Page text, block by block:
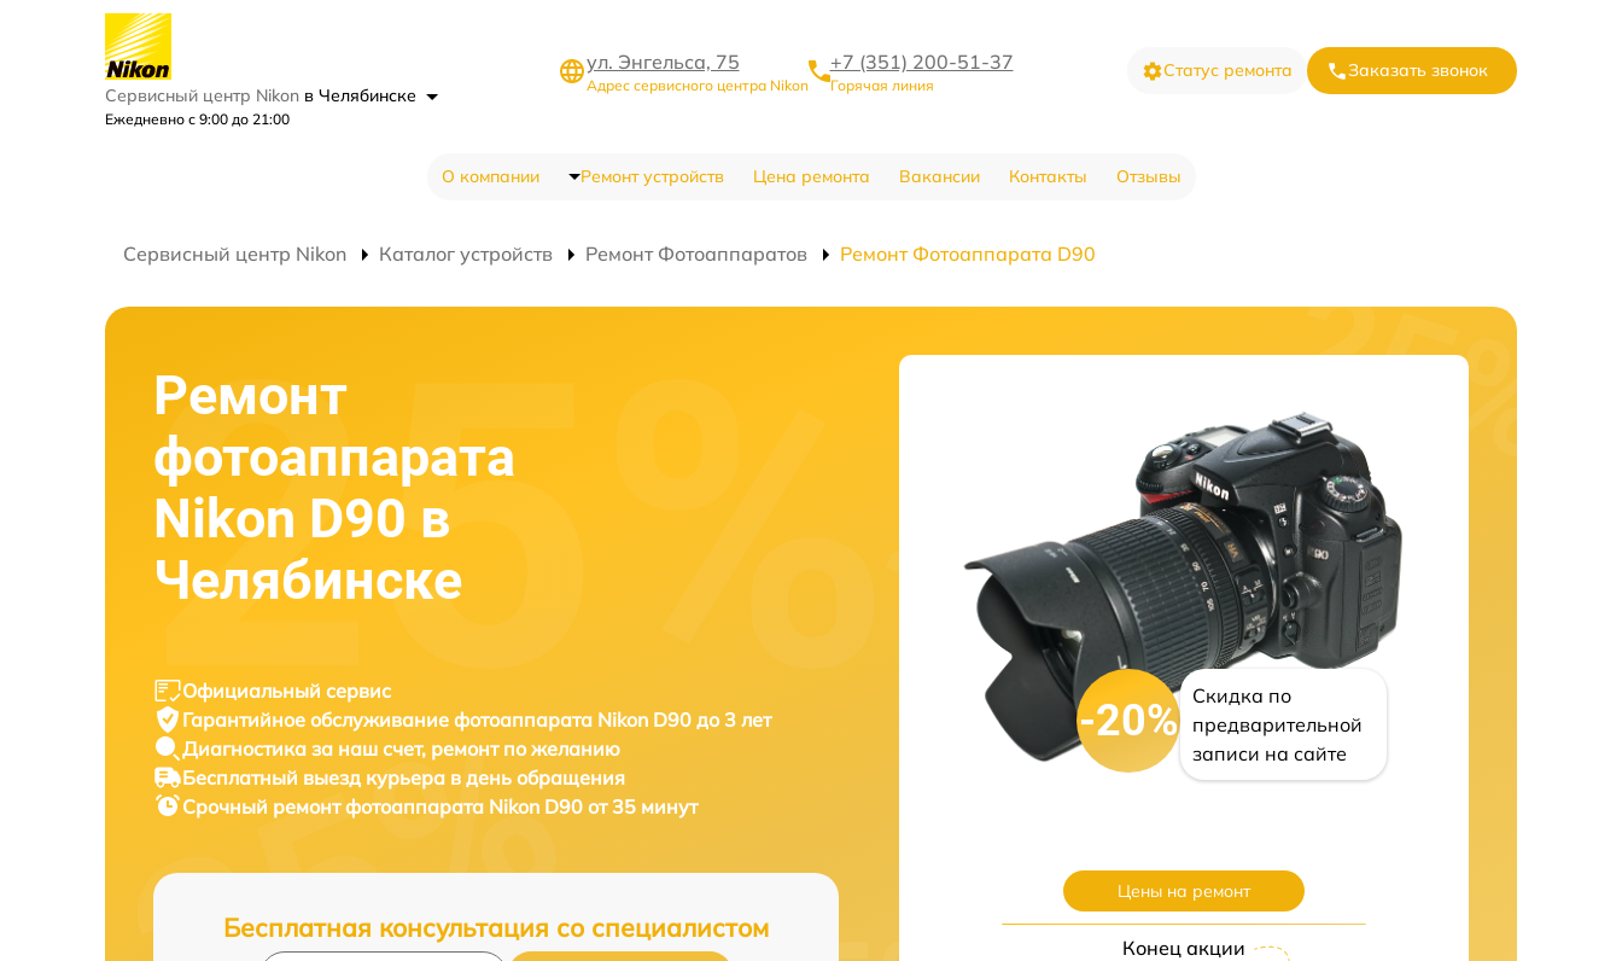
Сервисный центр Nikon в Челябинске
Ежедневно с 9:00 до 21:00
ул. Энгельса, 75
Адрес сервисного центра Nikon
+7 (351) 200-51-37
Горячая линия
Статус ремонта Заказать звонок
О компании Ремонт устройств Цена ремонта Вакансии Контакты Отзывы
Сервисный центр Nikon Каталог устройств Ремонт Фотоаппаратов Ремонт Фотоаппарата D90
Ремонт
фотоаппарата
Nikon D90 в
Челябинске
Официальный сервис
Гарантийное обслуживание фотоаппарата Nikon D90 до 3 лет
Диагностика за наш счет, ремонт по желанию
Бесплатный выезд курьера в день обращения
Срочный ремонтфотоаппарата Nikon D90 от 35 минут
Бесплатная консультация со специалистом
-20%
Скидка по
предварительной
записи на сайте
Цены на ремонт
Конец акции